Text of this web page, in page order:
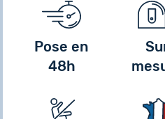
Pose en
48h